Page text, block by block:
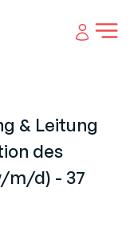
Open
& Leitung
des
m/d) - 37